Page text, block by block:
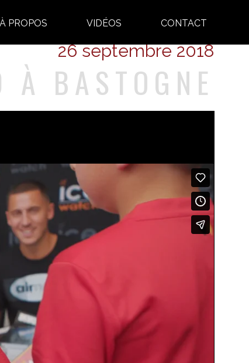
À PROPOS VIDÉOS CONTACT
26 septembre 2018
BASTOGNE